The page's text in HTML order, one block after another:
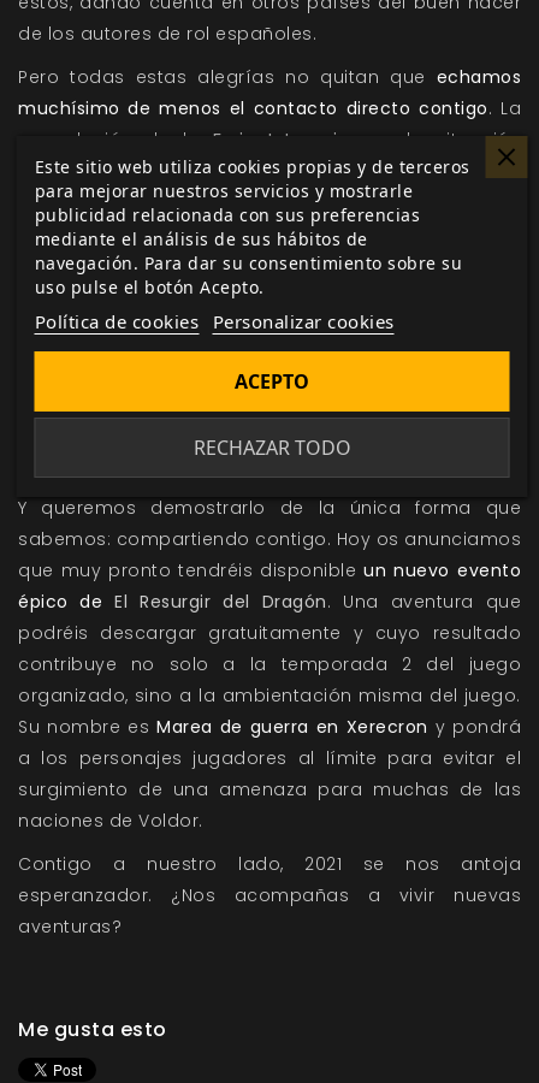
de los autores de rol españoles.
Pero todas estas alegrías no quitan que echamos
muchísimo de menos el contacto directo contigo. La
cancelación de la Feria Interocio
por la situación
sanitaria truncó muchas de las sorpresas que
queríamos realizar allí y que difícilmente pueden
trasladarse a un formato virtual. Por ello,
que 2021 nos permita disfruta de nuevo de jornadas
presenciales, en las que poder compartir mesa de
juego, escuchar tu opinión y sentir todavía más cerca
ese apoyo que nos brindas cada día.
Y queremos demostrarlo de la única forma que
sabemos: compartiendo contigo. Hoy os anunciamos
que muy pronto tendréis disponibleun nuevo evento
épico deEl Resurgir del Dragón. Una aventura que
podréis descargar gratuitamente y cuyo resultado
contribuye no solo a la temporada 2 del juego
organizado, sino a la ambientación misma del juego.
Su nombre es Marea de guerra en Xerecron y pondrá
a los personajes jugadores al límite para evitar el
surgimiento de una amenaza para muchas de las
naciones de Voldor.
Contigo a nuestro lado, 2021 se nos antoja
esperanzador. ¿Nos acompañas a vivir nuevas
aventuras?
Me gusta esto
Este sitio web utiliza cookies propias y de terceros
para mejorar nuestros servicios y mostrarle
publicidad relacionada con sus preferencias
mediante el análisis de sus hábitos de
navegación. Para dar su consentimiento sobre su
uso pulse el botón Acepto.
Política de cookies Personalizar cookies
RECHAZAR TODO
ACEPTO